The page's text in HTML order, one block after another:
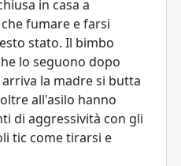
in casa a
fumare e farsi
stato. Il bimbo
lo seguono dopo
la madre si butta
all'asilo hanno
di aggressività con gli
tic come tirarsi e